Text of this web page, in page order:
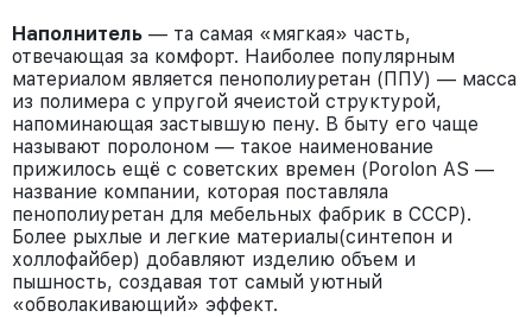
Наполнитель — та самая «мягкая» часть,
отвечающая за комфорт. Наиболее популярным
материалом является пенополиуретан (ППУ) — масса
из полимера с упругой ячеистой структурой,
напоминающая застывшую пену. В быту его чаще
называют поролоном — такое наименование
прижилось ещё с советских времен (Porolon AS —
название компании, которая поставляла
пенополиуретан для мебельных фабрик в СССР).
Более рыхлые и легкие материалы(синтепон и
холлофайбер) добавляют изделию объем и
пышность, создавая тот самый уютный
«обволакивающий» эффект.